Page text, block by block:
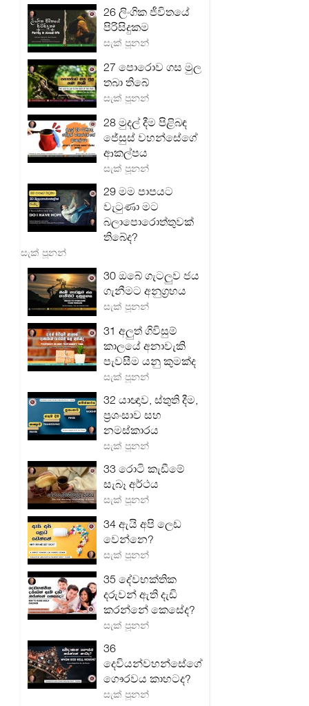
26 ලිංගික ජීවිතයේ
පිරිසිදුකම
සැක් පූනන්
27 පොරොව ගස මුල
තබා තිබේ
සැක් පූනන්
28 මුදල් දීම පිළිබඳ
ජේසුස් වහන්සේගේ
ආකල්පය
සැක් පූනන්
29 මම පාපයට
වැටුණා මට
බලාපොරොත්තුවක්
තිබේද?
සැක් පූනන්
30 ඔබේ ගැටලු‍ව ජය
ගැනීමට අනුග්‍රහය
සැක් පූනන්
31 අලුත් ගිවිසුම්
කාලයේ අනාවැකි
පැවසීම යනු කුමක්ද
සැක් පූනන්
32 යාඥාව, ස්තුති දීම,
ප්‍රශංසාව සහ
නමස්කාරය
සැක් පූනන්
33 රොටි කැඩීමේ
සැබෑ අර්ථය
සැක් පූනන්
34 ඇයි අපි ලෙඩ
වෙන්නෙ?
සැක් පූනන්
35 දේවභක්තික
දරුවන් ඇති දැඩි
කරන්නේ කෙසේද?
සැක් පූනන්
36
දෙවියන්වහන්සේගේ
ගෞරවය කාහටද?
සැක් පූනන්